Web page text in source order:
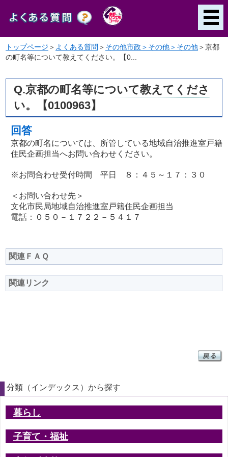
トップページ ＞ よくある質問 ＞ その他市政＞その他＞その他 ＞ 京都
の町名等について教えてください。【0...
Q.京都の町名等について教えてくださ
い。【0100963】
回答
京都の町名については、所管している地域自治推進室戸籍
住民企画担当へお問い合わせください。
※お問合わせ受付時間 平日 ８：４５～１７：３０
＜お問い合わせ先＞
文化市民局地域自治推進室戸籍住民企画担当
電話：０５０－１７２２－５４１７
関連ＦＡＱ
関連リンク
分類（インデックス）から探す
暮らし
子育て・福祉